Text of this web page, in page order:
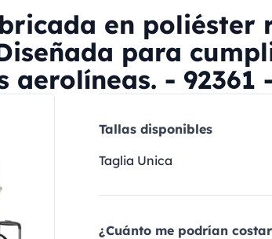
en poliéster
para
aerolíneas. - 92361
Tallas disponibles
Taglia Unica
¿Cuánto me podrían